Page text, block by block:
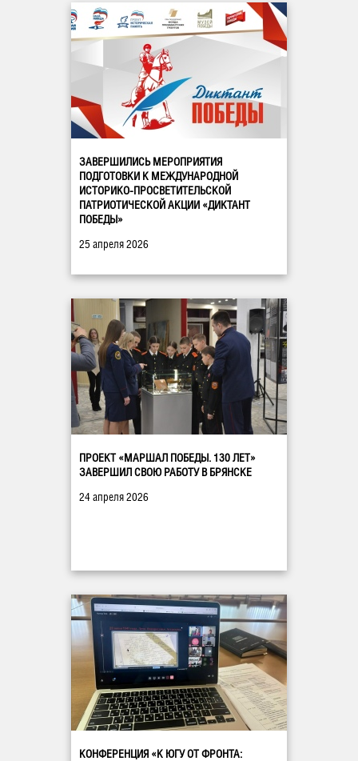
ЗАВЕРШИЛИСЬ МЕРОПРИЯТИЯ
ПОДГОТОВКИ К МЕЖДУНАРОДНОЙ
ИСТОРИКО-ПРОСВЕТИТЕЛЬСКОЙ
ПАТРИОТИЧЕСКОЙ АКЦИИ «ДИКТАНТ
ПОБЕДЫ»
25 апреля 2026
ПРОЕКТ «МАРШАЛ ПОБЕДЫ. 130 ЛЕТ»
ЗАВЕРШИЛ СВОЮ РАБОТУ В БРЯНСКЕ
24 апреля 2026
КОНФЕРЕНЦИЯ «К ЮГУ ОТ ФРОНТА: